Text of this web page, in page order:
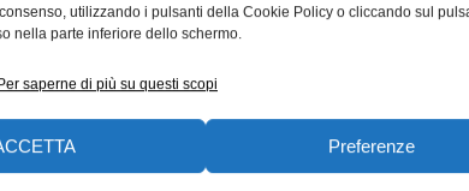
utilizzando i pulsanti della Cookie Policy o cliccando sul
nella parte inferiore dello schermo.
saperne di più su questi scopi
Preferenze
l’acquisizione di Synovos, leader nelle
dollari. L’acquisizione di Synovos dovrebbe
fornitura di servizi in tema di
nelle Americhe.
ha commentato: “Synovos ci permette di